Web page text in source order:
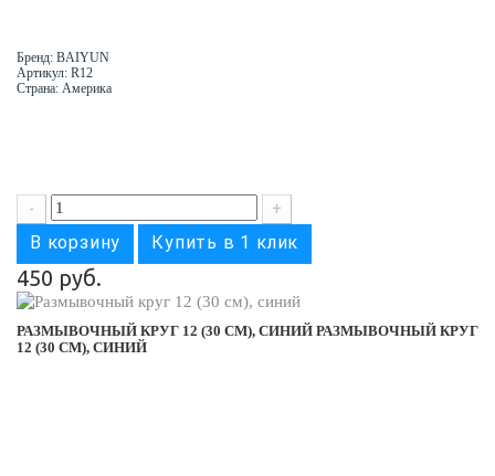
Бренд: BAIYUN
Артикул: R12
Страна: Америка
- +
В корзину Купить в 1 клик
450 руб.
РАЗМЫВОЧНЫЙ КРУГ 12 (30 СМ), СИНИЙ РАЗМЫВОЧНЫЙ КРУГ
12 (30 СМ), СИНИЙ